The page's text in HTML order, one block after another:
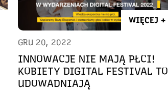
WIĘCEJ +
GRU 20, 2022
INNOWACJE NIE MAJĄ PŁCI!
KOBIETY DIGITAL FESTIVAL TO
UDOWADNIAJĄ